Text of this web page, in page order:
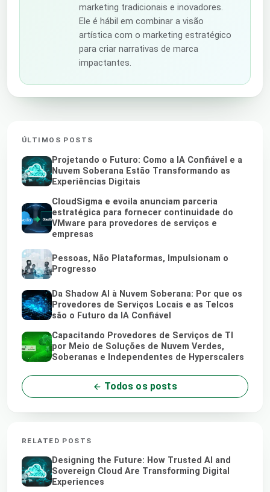
marketing tradicionais e inovadores.
Ele é hábil em combinar a visão
artística com o marketing estratégico
para criar narrativas de marca
impactantes.
ÚLTIMOS POSTS
Projetando o Futuro: Como a IA Confiável e a
Nuvem Soberana Estão Transformando as
Experiências Digitais
CloudSigma e evoila anunciam parceria
estratégica para fornecer continuidade do
VMware para provedores de serviços e
empresas
Pessoas, Não Plataformas, Impulsionam o
Progresso
Da Shadow AI à Nuvem Soberana: Por que os
Provedores de Serviços Locais e as Telcos
são o Futuro da IA Confiável
Capacitando Provedores de Serviços de TI
por Meio de Soluções de Nuvem Verdes,
Soberanas e Independentes de Hyperscalers
Todos os posts
RELATED POSTS
Designing the Future: How Trusted AI and
Sovereign Cloud Are Transforming Digital
Experiences